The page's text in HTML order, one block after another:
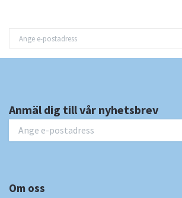
Anmäl dig till vår nyhetsbrev
Om oss